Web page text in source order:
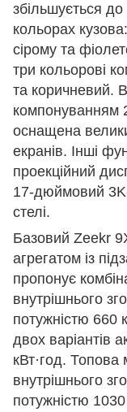
збільшується
кольорах
сірому та
три кольорові
та коричневий.
компонуванням
оснащена
екранів. Інші
проекційний
17-дюймовий
стелі.
Базовий Zeekr
агрегатом із
пропонує
внутрішнього
потужністю 660
двох варіантів
кВт·год.
внутрішнього
потужністю